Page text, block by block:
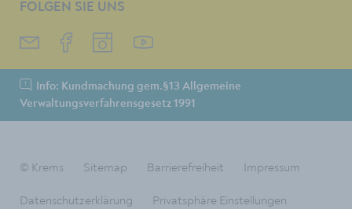
FOLGEN SIE UNS
Info: Kundmachung gem.§13 Allgemeine
Verwaltungsverfahrensgesetz 1991
© Krems Sitemap Barrierefreiheit Impressum
Datenschutzerklärung Privatsphäre Einstellungen